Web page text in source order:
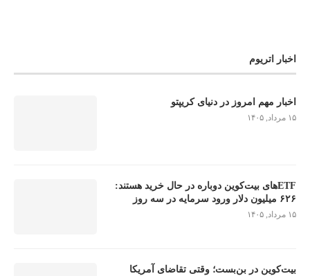
اخبار اتریوم
اخبار مهم امروز در دنیای کریپتو
۱۵ مرداد, ۱۴۰۵
ETFهای بیت‌کوین دوباره در حال خرید هستند:
۶۲۶ میلیون دلار ورود سرمایه در سه روز
۱۵ مرداد, ۱۴۰۵
بیت‌کوین در بن‌بست؛ وقتی تقاضای آمریکا